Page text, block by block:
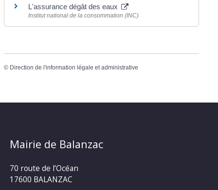
L'assurance dégât des eaux
Institut national de la consommation (INC)
© Direction de l'information légale et administrative
Mairie de Balanzac
70 route de l’Océan
17600 BALANZAC